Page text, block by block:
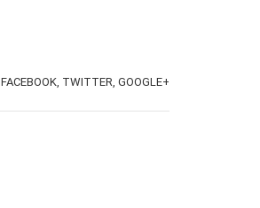
FACEBOOK, TWITTER, GOOGLE+